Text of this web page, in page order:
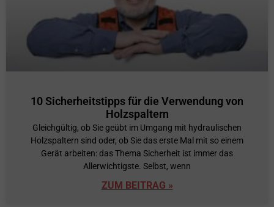
10 Sicherheitstipps für die Verwendung von
Holzspaltern
Gleichgültig, ob Sie geübt im Umgang mit hydraulischen
Holzspaltern sind oder, ob Sie das erste Mal mit so einem
Gerät arbeiten: das Thema Sicherheit ist immer das
Allerwichtigste. Selbst, wenn
ZUM BEITRAG »